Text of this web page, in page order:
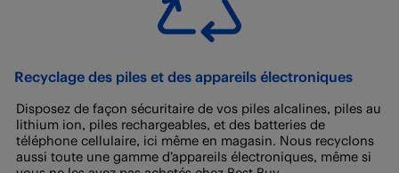
Recyclage des piles et des appareils électroniques
Disposez de façon sécuritaire de vos piles alcalines, piles au
lithium ion, piles rechargeables, et des batteries de
téléphone cellulaire, ici même en magasin. Nous recyclons
aussi toute une gamme d’appareils électroniques, même si